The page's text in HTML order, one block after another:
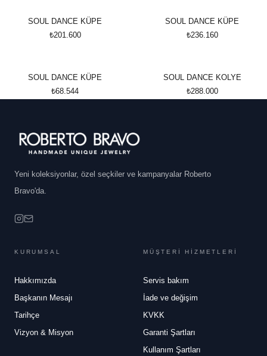
SOUL DANCE KÜPE
₺201.600
SOUL DANCE KÜPE
₺236.160
SOUL DANCE KÜPE
₺68.544
SOUL DANCE KOLYE
₺288.000
Yeni koleksiyonlar, özel seçkiler ve kampanyalar Roberto
Bravo'da.
KURUMSAL
Hakkımızda
Başkanın Mesajı
Tarihçe
Vizyon & Misyon
MÜŞTERİ HİZMETLERİ
Servis bakım
İade ve değişim
KVKK
Garanti Şartları
Kullanım Şartları